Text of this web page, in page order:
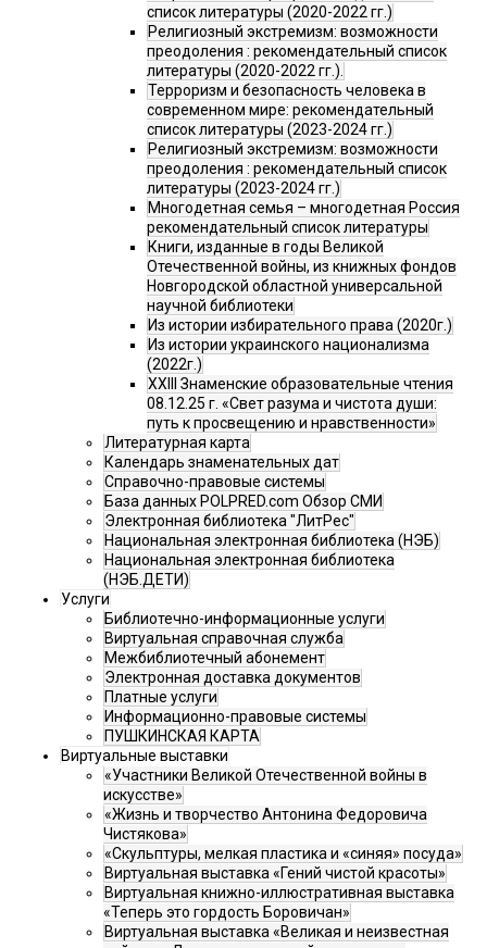
список литературы (2020-2022 гг.)
Религиозный экстремизм: возможности
преодоления : рекомендательный список
литературы (2020-2022 гг.).
Терроризм и безопасность человека в
современном мире: рекомендательный
список литературы (2023-2024 гг.)
Религиозный экстремизм: возможности
преодоления : рекомендательный список
литературы (2023-2024 гг.)
Многодетная семья – многодетная Россия
рекомендательный список литературы
Книги, изданные в годы Великой
Отечественной войны, из книжных фондов
Новгородской областной универсальной
научной библиотеки
Из истории избирательного права (2020г.)
Из истории украинского национализма
(2022г.)
XXIII Знаменские образовательные чтения
08.12.25 г. «Свет разума и чистота души:
путь к просвещению и нравственности»
Литературная карта
Календарь знаменательных дат
Справочно-правовые системы
База данных POLPRED.com Обзор СМИ
Электронная библиотека "ЛитРес"
Национальная электронная библиотека (НЭБ)
Национальная электронная библиотека
(НЭБ.ДЕТИ)
Услуги
Библиотечно-информационные услуги
Виртуальная справочная служба
Межбиблиотечный абонемент
Электронная доставка документов
Платные услуги
Информационно-правовые системы
ПУШКИНСКАЯ КАРТА
Виртуальные выставки
«Участники Великой Отечественной войны в
искусстве»
«Жизнь и творчество Антонина Федоровича
Чистякова»
«Скульптуры, мелкая пластика и «синяя» посуда»
Виртуальная выставка «Гений чистой красоты»
Виртуальная книжно-иллюстративная выставка
«Теперь это гордость Боровичан»
Виртуальная выставка «Великая и неизвестная